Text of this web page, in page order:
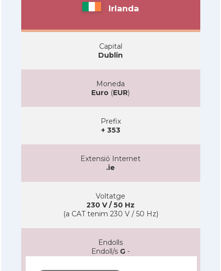
Irlanda
Capital
Dublin
Moneda
Euro (EUR)
Prefix
+ 353
Extensió Internet
.ie
Voltatge
230 V / 50 Hz
(a CAT tenim 230 V / 50 Hz)
Endolls
Endoll/s G -